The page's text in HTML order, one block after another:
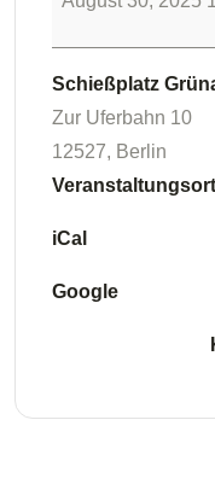
Schießplatz
Zur Uferbahn 10
12527, Berlin
iCal
Google